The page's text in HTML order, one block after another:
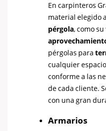
En carpinteros
material elegido
pérgola, como su
pérgolas para
cualquier
conforme a las
de cada cliente.
con una gran
Armarios